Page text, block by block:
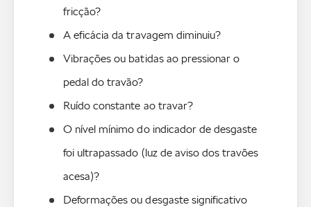
fricção?
A eficácia da travagem diminuiu?
Vibrações ou batidas ao pressionar o
pedal do travão?
Ruído constante ao travar?
O nível mínimo do indicador de desgaste
foi ultrapassado (luz de aviso dos travões
acesa)?
Deformações ou desgaste significativo